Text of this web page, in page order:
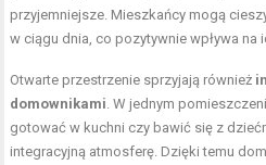
przyjemniejsze. Mieszkańcy mogą
w ciągu dnia, co pozytywnie wpływa na
Otwarte przestrzenie sprzyjają również
domownikami . W jednym
gotować w kuchni czy bawić się z
integracyjną atmosferę. Dzięki temu